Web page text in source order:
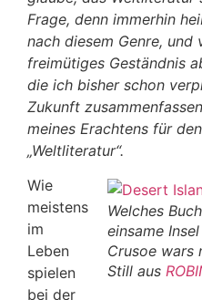
Frage, denn immerhin
nach diesem Genre,
freimütiges Geständnis
die ich bisher schon
Zukunft
meines Erachtens für
„Weltliteratur“.
Welches
einsame
Crusoe wars
Still aus
Wie
meistens
im
Leben
spielen
bei der